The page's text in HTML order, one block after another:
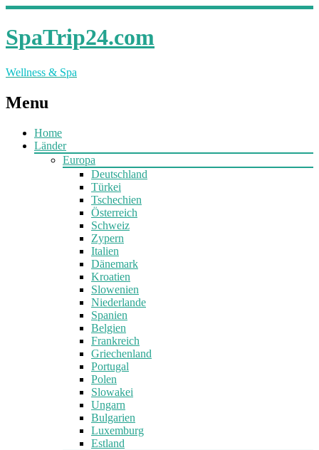
SpaTrip24.com
Wellness & Spa
Menu
Home
Länder
Europa
Deutschland
Türkei
Tschechien
Österreich
Schweiz
Zypern
Italien
Dänemark
Kroatien
Slowenien
Niederlande
Spanien
Belgien
Frankreich
Griechenland
Portugal
Polen
Slowakei
Ungarn
Bulgarien
Luxemburg
Estland